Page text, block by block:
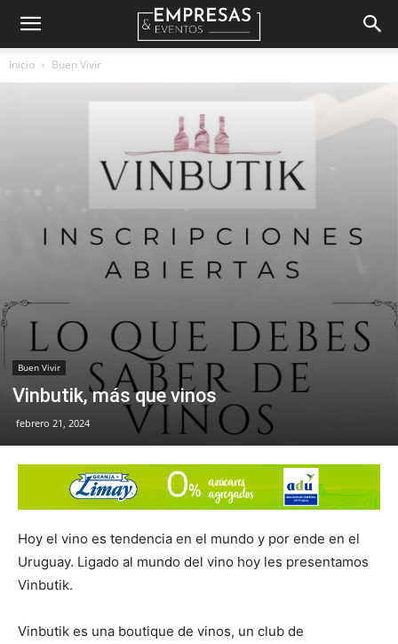
Empresas
Inicio Buen Vivir
Buen Vivir
Vinbutik, más que vinos
febrero 21, 2024
Hoy el vino es tendencia en el mundo y por ende en el
Uruguay. Ligado al mundo del vino hoy les presentamos
Vinbutik.
Vinbutik es una boutique de vinos, un club de